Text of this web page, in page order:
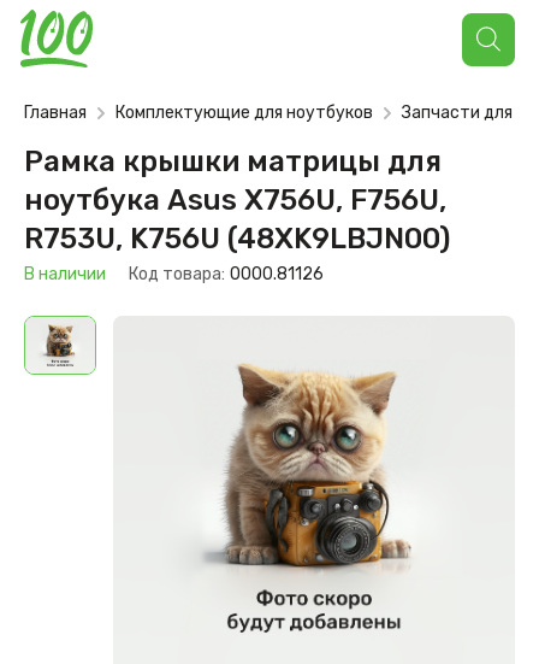
Поиск
товаров
Главная Комплектующие для ноутбуков Запчасти для
Рамка крышки матрицы для
ноутбука Asus X756U, F756U,
R753U, K756U (48XK9LBJN00)
В наличии Код товара: 0000.81126